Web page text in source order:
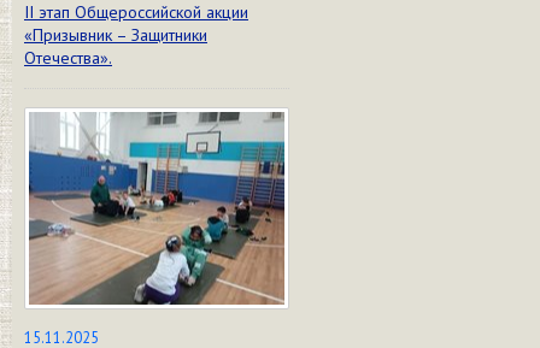
II этап Общероссийской акции
«Призывник – Защитники
Отечества».
15.11.2025